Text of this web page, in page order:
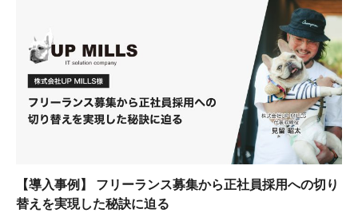
【導入事例】 フリーランス募集から正社員採用への切り
替えを実現した秘訣に迫る